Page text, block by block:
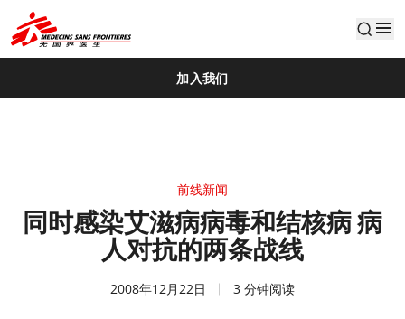
default
加入我们
前线新闻
同时感染艾滋病病毒和结核病 病
人对抗的两条战线
2008年12月22日 3 分钟阅读